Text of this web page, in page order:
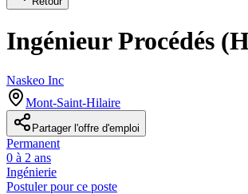
Ingénieur Procédés
Naskeo Inc
Mont-Saint-Hilaire
Partager l'offre d'emploi
Permanent
0 à 2 ans
Ingénierie
Postuler pour ce poste